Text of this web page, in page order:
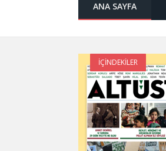
ANA SAYFA
İÇINDEKILER